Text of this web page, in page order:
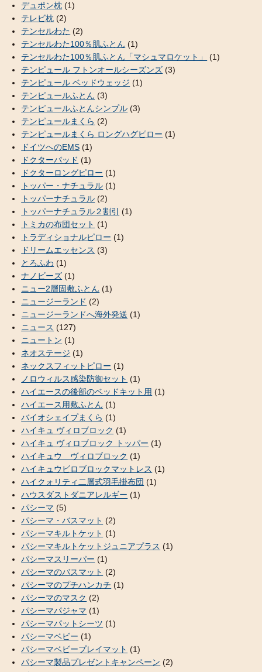
デュポン枕 (1)
テレビ枕 (2)
テンセルわた (2)
テンセルわた100％肌ふとん (1)
テンセルわた100％肌ふとん「マシュマロケット」
(1)
テンピュール フトンオールシーズンズ (3)
テンピュール ベッドウェッジ (1)
テンピュールふとん (3)
テンピュールふとんシンプル (3)
テンピュールまくら (2)
テンピュールまくら ロングハグピロー (1)
ドイツへのEMS (1)
ドクターパッド (1)
ドクターロングピロー (1)
トッパー・ナチュラル (1)
トッパーナチュラル (2)
トッパーナチュラル２割引
(1)
トミカの布団セット (1)
トラディショナルピロー (1)
ドリームエッセンス (3)
とろふわ (1)
ナノビーズ (1)
ニュー2層固敷ふとん (1)
ニュージーランド (2)
ニュージーランドへ海外発送 (1)
ニュース (127)
ニュートン (1)
ネオステージ (1)
ネックスフィットピロー (1)
ノロウィルス感染防御セット (1)
ハイエースの後部のベッドキット用 (1)
ハイエース用敷ふとん (1)
バイオシェイプまくら (1)
ハイキュ ヴィロブロック (1)
ハイキュ ヴィロブロック トッパー (1)
ハイキュウ ヴィロブロック (1)
ハイキュウビロブロックマットレス (1)
ハイクォリティ二層式羽毛掛布団 (1)
ハウスダストダニアレルギー (1)
パシーマ (5)
パシーマ・バスマット (2)
パシーマキルトケット (1)
パシーマキルトケットジュニアプラス (1)
パシーマスリーパー (1)
パシーマのバスマット (2)
パシーマのプチハンカチ (1)
パシーマのマスク (2)
パシーマパジャマ (1)
パシーマパットシーツ (1)
パシーマベビー (1)
パシーマベビープレイマット (1)
パシーマ製品プレゼントキャンペーン (2)